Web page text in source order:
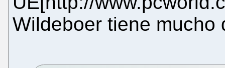
Wildeboer tiene mucho